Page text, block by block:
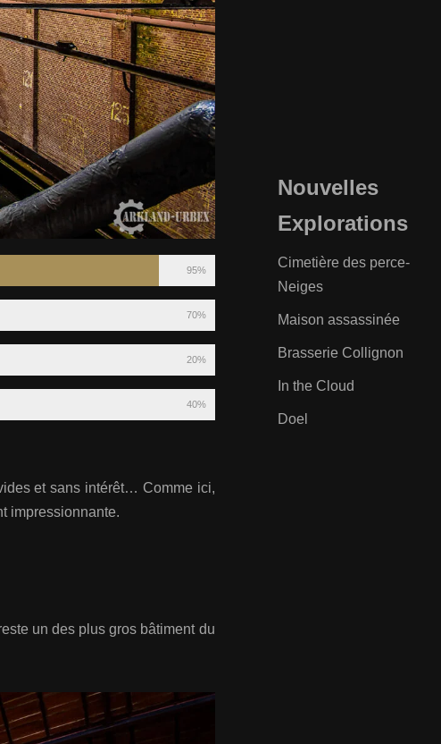
95%
70%
20%
40%
et sans intérêt… Comme ici,
impressionnante.
un des plus gros bâtiment du
Nouvelles
Explorations
Cimetière des perce-
Neiges
Maison assassinée
Brasserie Collignon
In the Cloud
Doel